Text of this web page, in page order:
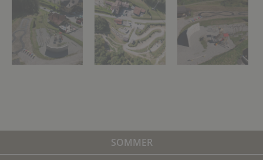
SOMMER